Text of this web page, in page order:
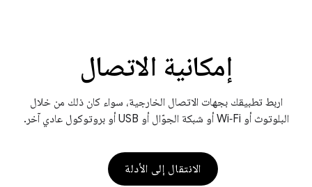
إمكانية الاتصال
اربط تطبيقك بجهات الاتصال الخارجية، سواء كان ذلك من خلال
البلوتوث أو Wi‑Fi أو شبكة الجوّال أو USB أو بروتوكول عادي آخر.
الانتقال إلى الأدلة